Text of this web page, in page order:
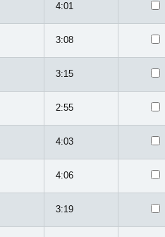
4:01
3:08
3:15
2:55
4:03
4:06
3:19